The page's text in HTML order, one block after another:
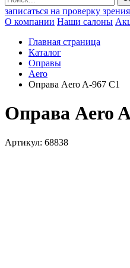
записаться на проверку зрения
О компании Наши салоны
Главная страница
Каталог
Оправы
Aero
Оправа Aero A-967 C1
Оправа Aero
Артикул: 68838